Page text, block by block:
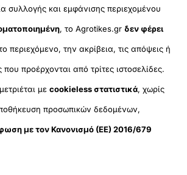
συλλογής και εμφάνισης περιεχομένου
, το Agrotikes.gr δεν φέρει
περιεχόμενο, την ακρίβεια, τις απόψεις ή
προέρχονται από τρίτες ιστοσελίδες.
μεcookieless στατιστικά, χωρίς
προσωπικών δεδομένων,
με τον Κανονισμό (ΕΕ) 2016/679